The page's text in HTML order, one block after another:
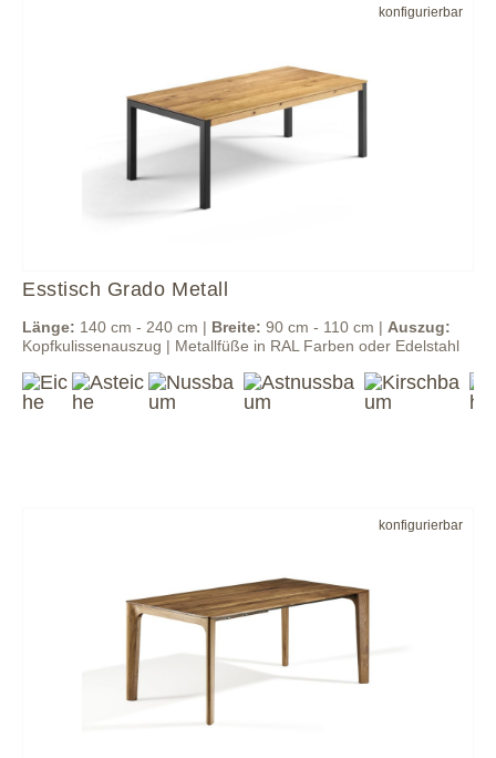
konfigurierbar
Esstisch Grado Metall
Länge: 140 cm - 240 cm | Breite: 90 cm - 110 cm | Auszug:
Kopfkulissenauszug | Metallfüße in RAL Farben oder Edelstahl
konfigurierbar